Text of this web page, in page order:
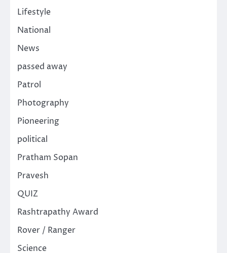
Lifestyle
National
News
passed away
Patrol
Photography
Pioneering
political
Pratham Sopan
Pravesh
QUIZ
Rashtrapathy Award
Rover / Ranger
Science